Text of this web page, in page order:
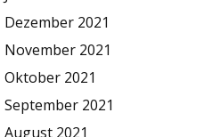
Dezember 2021
November 2021
Oktober 2021
September 2021
August 2021